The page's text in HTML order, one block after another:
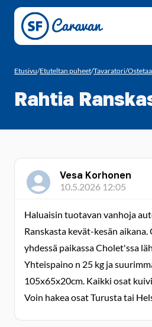
Siirry sivun sisältöön
Etusivu/Etuteltan puheet/Tavaratori/
Rahtia
Vesa Korhonen
10.5.2026 12:05
Haluaisin tuotavan vanhoja
Ranskasta kevät-kesän
yhdessä paikassa Cholet'ssa
Yhteispaino n 25 kg ja
105x65x20cm. Kaikki osat
Voin hakea osat Turusta tai